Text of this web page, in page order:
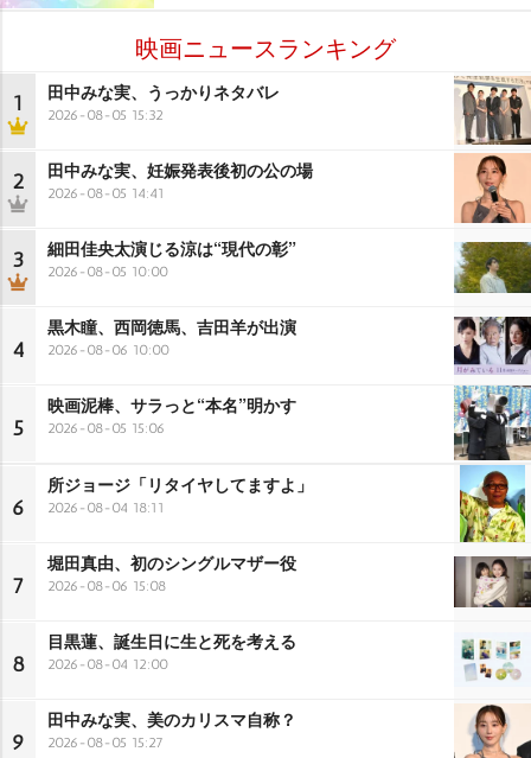
映画ニュースランキング
1 田中みな実、うっかりネタバレ
2026-08-05 15:32
2 田中みな実、妊娠発表後初の公の場
2026-08-05 14:41
3 細田佳央太演じる涼は“現代の彰”
2026-08-05 10:00
4
黒木瞳、西岡徳馬、吉田羊が出演
2026-08-06 10:00
5
映画泥棒、サラっと“本名”明かす
2026-08-05 15:06
6
所ジョージ「リタイヤしてますよ」
2026-08-04 18:11
7
堀田真由、初のシングルマザー役
2026-08-06 15:08
8
目黒蓮、誕生日に生と死を考える
2026-08-04 12:00
9
田中みな実、美のカリスマ自称？
2026-08-05 15:27